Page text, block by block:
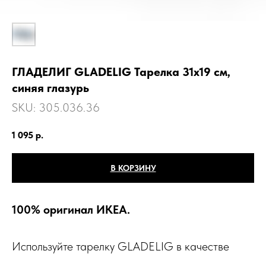
ГЛАДЕЛИГ GLADELIG Тарелка 31x19 см,
синяя глазурь
SKU: 305.036.36
1 095 р.
В КОРЗИНУ
100% оригинал ИКЕА.
Используйте тарелку GLADELIG в качестве